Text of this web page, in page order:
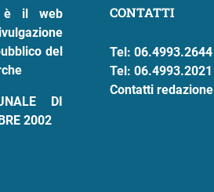
è il web
del
DI
2002
CONTATTI
Tel: 06.4993.2644
Tel: 06.4993.2021
Contatti redazione